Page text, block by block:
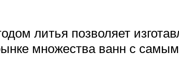
литья позволяет
множества ванн с